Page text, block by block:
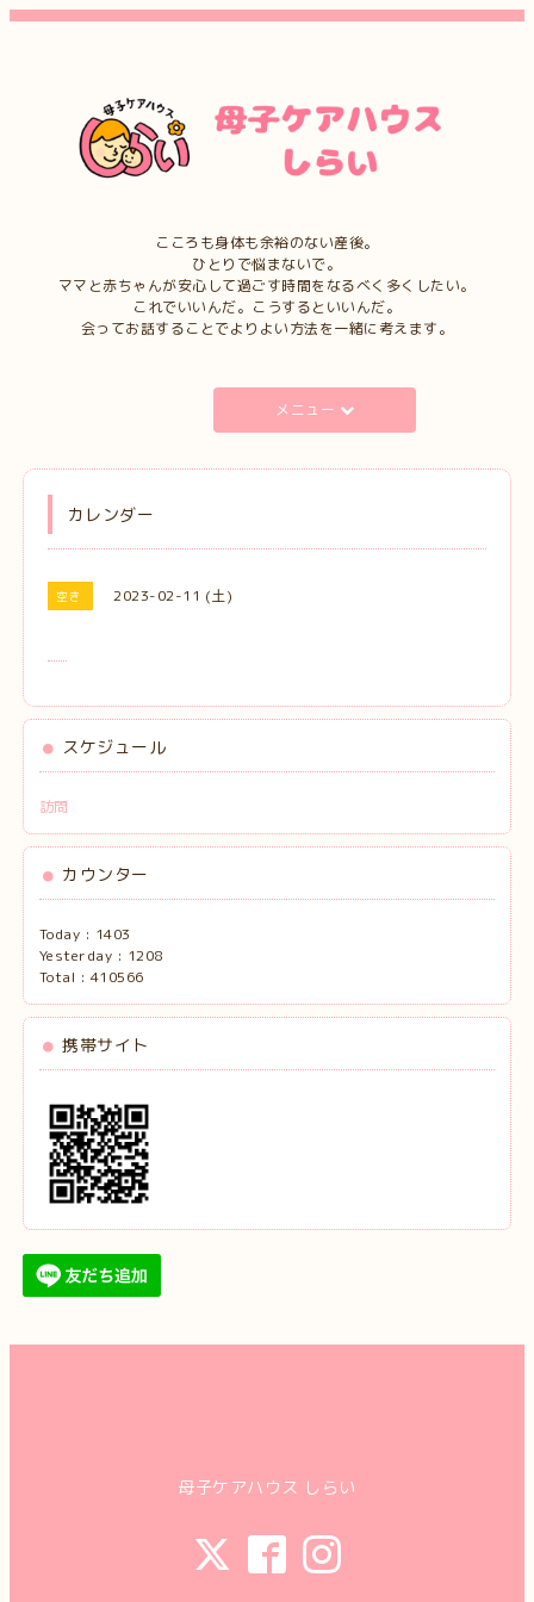
こころも身体も余裕のない産後。
ひとりで悩まないで。
ママと赤ちゃんが安心して過ごす時間をなるべく多くしたい。
これでいいんだ。こうするといいんだ。
会ってお話することでよりよい方法を一緒に考えます。
メニュー
カレンダー
空き 2023-02-11 (土)
スケジュール
訪問
カウンター
Today : 1403
Yesterday : 1208
Total : 410566
携帯サイト
母子ケアハウス しらい